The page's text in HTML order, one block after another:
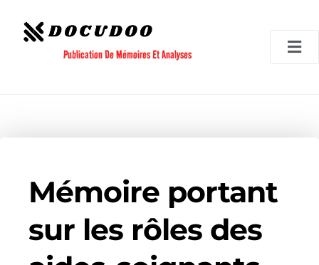
contenu
Publication De Mémoires Et Analyses
Mémoire portant
sur les rôles des